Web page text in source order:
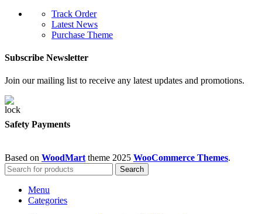
Track Order
Latest News
Purchase Theme
Subscribe Newsletter
Join our mailing list to receive any latest updates and promotions.
Safety Payments
Based on WoodMart theme 2025 WooCommerce Themes.
Search
Menu
Categories